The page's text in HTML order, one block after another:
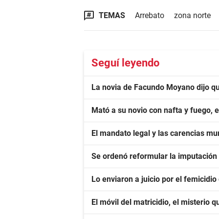
TEMAS Arrebato zona norte
Seguí leyendo
La novia de Facundo Moyano dijo
Mató a su novio con nafta y fuego,
El mandato legal y las carencias
Se ordenó reformular la
Lo enviaron a juicio por el femicidio
El móvil del matricidio, el misterio